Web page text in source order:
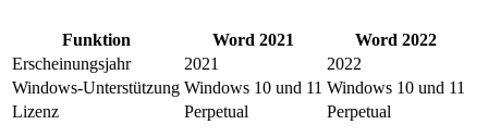
Funktion Word 2021
Word 2022
Erscheinungsjahr
2021
2022
Windows-Unterstützung Windows 10 und 11 Windows 10 und 11
Lizenz
Perpetual Perpetual